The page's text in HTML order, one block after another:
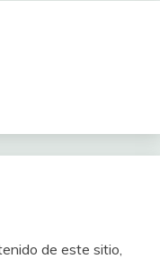
de este sitio,